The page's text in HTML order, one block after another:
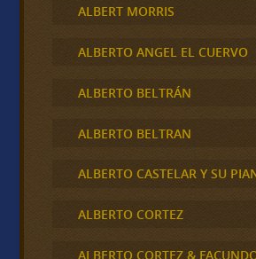
ALBERT MORRIS
ALBERTO ANGEL EL CUERVO
ALBERTO BELTRÁN
ALBERTO BELTRAN
ALBERTO CASTELAR Y SU
ALBERTO CORTEZ
ALBERTO CORTEZ &